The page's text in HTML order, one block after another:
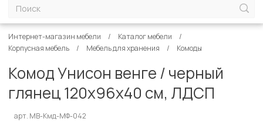
Интернет-магазин мебели
Каталог мебели
Корпусная мебель
Мебель для хранения Комоды
Комод Унисон венге / черный
глянец 120х96х40 см, ЛДСП
арт. MB-Кмд-МФ-042